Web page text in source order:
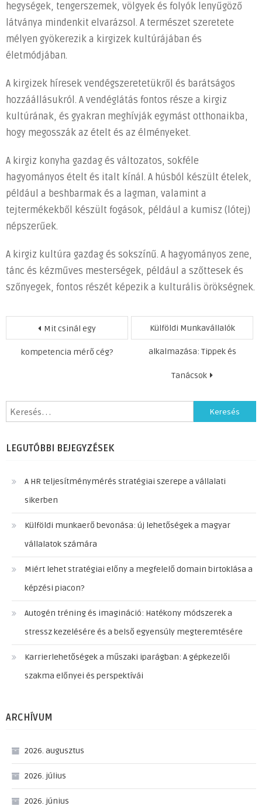
hegységek, tengerszemek, völgyek és folyók lenyűgöző
látványa mindenkit elvarázsol. A természet szeretete
mélyen gyökerezik a kirgizek kultúrájában és
életmódjában.
A kirgizek híresek vendégszeretetükről és barátságos
hozzáállásukról. A vendéglátás fontos része a kirgiz
kultúrának, és gyakran meghívják egymást otthonaikba,
hogy megosszák az ételt és az élményeket.
A kirgiz konyha gazdag és változatos, sokféle
hagyományos ételt és italt kínál. A húsból készült ételek,
például a beshbarmak és a lagman, valamint a
tejtermékekből készült fogások, például a kumisz (lótej)
népszerűek.
A kirgiz kultúra gazdag és sokszínű. A hagyományos zene,
tánc és kézműves mesterségek, például a szőttesek és
szőnyegek, fontos részét képezik a kulturális örökségnek.
Bejegyzés
navigáció
Mit csinál egy
kompetencia mérő cég?
Külföldi Munkavállalók
alkalmazása: Tippek és
Tanácsok
Keresés:
LEGUTÓBBI BEJEGYZÉSEK
A HR teljesítménymérés stratégiai szerepe a vállalati
sikerben
Külföldi munkaerő bevonása: új lehetőségek a magyar
vállalatok számára
Miért lehet stratégiai előny a megfelelő domain birtoklása a
képzési piacon?
Autogén tréning és imagináció: Hatékony módszerek a
stressz kezelésére és a belső egyensúly megteremtésére
Karrierlehetőségek a műszaki iparágban: A gépkezelői
szakma előnyei és perspektívái
ARCHÍVUM
2026. augusztus
2026. július
2026. június